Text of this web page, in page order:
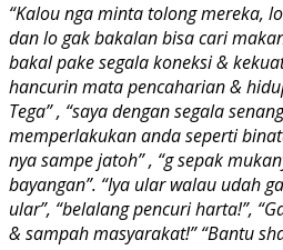
“Kalou nga minta tolong mereka,
dan lo gak bakalan bisa cari
bakal pake segala koneksi &
hancurin mata pencaharian &
Tega” , “saya dengan segala
memperlakukan anda seperti
nya sampe jatoh” , “g sepak
bayangan”. “Iya ular walau udah
ular”, “belalang pencuri harta!”,
& sampah masyarakat!” “Bantu